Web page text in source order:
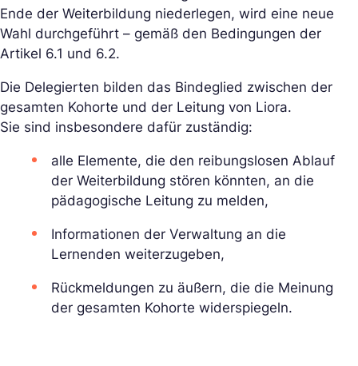
Ende der Weiterbildung niederlegen, wird eine neue
Wahl durchgeführt – gemäß den Bedingungen der
Artikel 6.1 und 6.2.
Die Delegierten bilden das Bindeglied zwischen der
gesamten Kohorte und der Leitung von Liora.
Sie sind insbesondere dafür zuständig:
alle Elemente, die den reibungslosen Ablauf
der Weiterbildung stören könnten, an die
pädagogische Leitung zu melden,
Informationen der Verwaltung an die
Lernenden weiterzugeben,
Rückmeldungen zu äußern, die die Meinung
der gesamten Kohorte widerspiegeln.